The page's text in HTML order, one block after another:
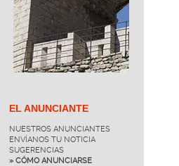
EL ANUNCIANTE
NUESTROS ANUNCIANTES
ENVÍANOS TU NOTICIA
SUGERENCIAS
» CÓMO ANUNCIARSE